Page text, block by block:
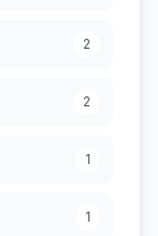
2
2
1
1